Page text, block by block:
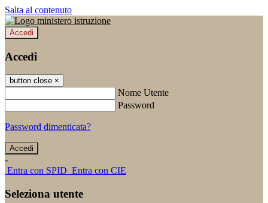
Salta al contenuto
Accedi
Accedi
button close ×
Nome Utente
Password
Password dimenticata?
-
Entra con SPID Entra con CIE
Seleziona utente